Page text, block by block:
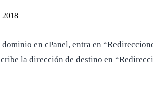
2018
en cPanel, entra en
la dirección de destino en